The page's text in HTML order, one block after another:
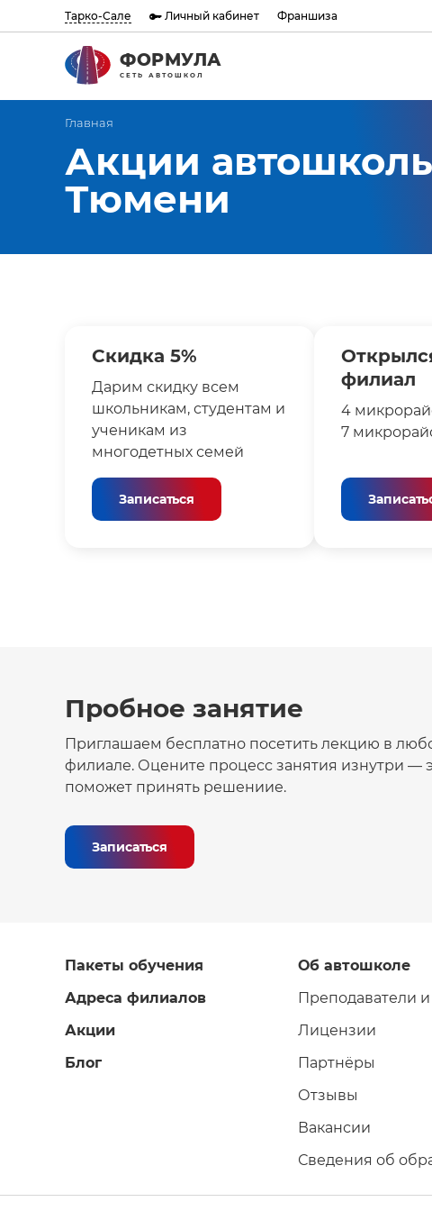
Тарко-Сале Личный кабинет Франшиза
ФОРМУЛА
СЕТЬ АВТОШКОЛ
Главная
Акции
Тюмени
Скидка 5%
Дарим скидку всем
школьникам, студентам и
ученикам из
многодетных семей
Записаться
филиал
4
7
Пробное занятие
Приглашаем бесплатно посетить лекцию в
филиале. Оцените процесс занятия изнутри —
поможет принять решениие.
Записаться
Пакеты обучения
Адреса филиалов
Акции
Блог
Об автошколе
Преподаватели
Лицензии
Партнёры
Отзывы
Вакансии
Сведения об